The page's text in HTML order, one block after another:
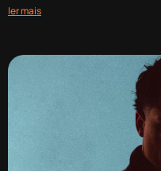
ler mais